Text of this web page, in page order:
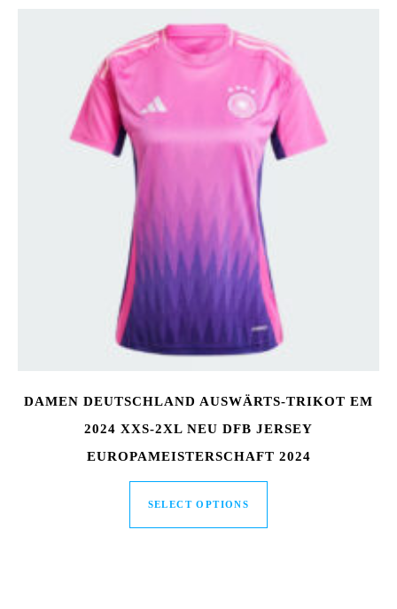
DAMEN DEUTSCHLAND AUSWÄRTS-TRIKOT EM
2024 XXS-2XL NEU DFB JERSEY
EUROPAMEISTERSCHAFT 2024
SELECT OPTIONS